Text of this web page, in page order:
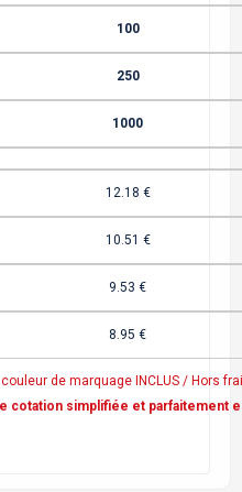
100
250
1000
12.18 €
10.51 €
9.53 €
8.95 €
de marquage INCLUS / Hors
cotation simplifiée et parfaitement